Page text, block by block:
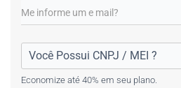
Economize até 40% em seu plano.